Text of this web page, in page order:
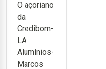
30.º lugar
na Volta a
Portugal
O açoriano
da
Credibom-
LA
Alumínios-
Marcos